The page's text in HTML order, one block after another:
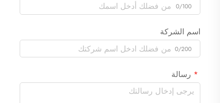
0/100
اسم الشركة
0/200
رسالة